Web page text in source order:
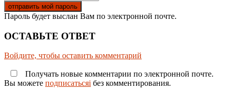
Пароль будет выслан Вам по электронной почте.
ОСТАВЬТЕ ОТВЕТ
Войдите, чтобы оставить комментарий
Получать новые комментарии по электронной почте.
Вы можете подписатьсяi без комментирования.